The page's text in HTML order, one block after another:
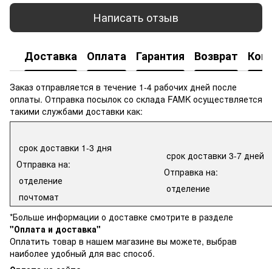
Написать отзыв
Доставка Оплата Гарантия Возврат
Заказ отправляется в течение 1-4 рабочих дней после
оплаты. Отправка посылок со склада FAMK осуществляется
такими службами доставки как:
срок доставки 1-3 дня
Отправка на:
отделение
почтомат
срок доставки 3-7 дней
Отправка на:
отделение
*Больше информации о доставке смотрите в разделе
"Оплата и доставка"
Оплатить товар в нашем магазине вы можете, выбрав
наиболее удобный для вас способ.